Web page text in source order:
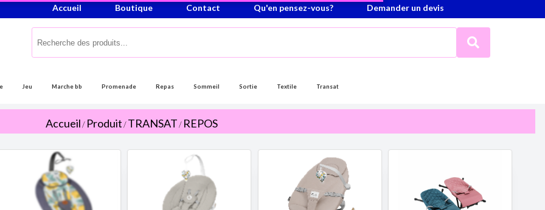
Accueil Boutique Contact Qu'en pensez-vous? Demander un devis
Jeu Marche bb Promenade Repas Sommeil Sortie Textile Transat
Accueil/ Produit/TRANSAT/ REPOS